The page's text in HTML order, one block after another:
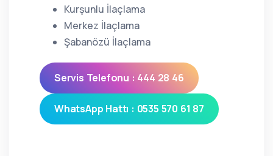
Kurşunlu İlaçlama
Merkez İlaçlama
Şabanözü İlaçlama
Servis Telefonu : 444 28 46
WhatsApp Hattı : 0535 570 61 87